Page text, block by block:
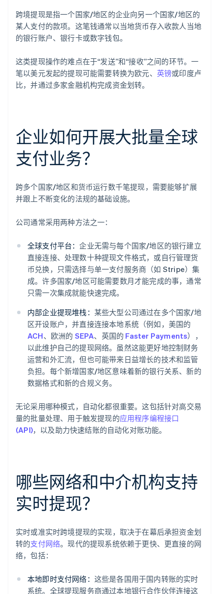
跨境提现是指一个国家/地区的企业向另一个国家/地区的
某人支付的款项。这笔钱通常以当地货币存入收款人当地
的银行账户、银行卡或数字钱包。
这类提现操作的难点在于“发送”和“接收”之间的环节。一
笔以美元发起的提现可能需要转换为欧元、 英镑或印度卢
比，并通过多家金融机构完成资金划转。
企业如何开展大批量全球
支付业务？
跨多个国家/地区和货币运行数千笔提现，需要能够扩展
并跟上不断变化的法规的基础设施。
公司通常采用两种方法之一：
全球支付平台：企业无需与每个国家/地区的银行建立
直接连接、处理数十种提现文件格式，或自行管理货
币兑换，只需选择与单一支付服务商（如 Stripe）集
成。许多国家/地区可能需要数月才能完成的事，通常
只需一次集成就能快速完成。
内部企业提现堆栈： 某些大型公司通过在多个国家/地
区开设账户，并直接连接本地系统（例如，美国的
ACH、欧洲的 SEPA、英国的 Faster Payments），
以此维护自己的提现网络。虽然这能更好地控制财务
运营和外汇流，但也可能带来日益增长的技术和监管
负担。每个新增国家/地区意味着新的银行关系、新的
数据格式和新的合规义务。
无论采用哪种模式，自动化都很重要。这包括针对高交易
量的批量处理、用于触发提现的应用程序编程接口
(API)，以及助力快速结账的自动化对账功能。
哪些网络和中介机构支持
实时提现？
实时或准实时跨境提现的实现，取决于在幕后承担资金划
转的支付网络。现代的提现系统依赖于更快、更直接的网
络，包括：
本地即时支付网络： 这些是各国用于国内转账的实时
系统。全球提现服务商通过本地银行合作伙伴连接这